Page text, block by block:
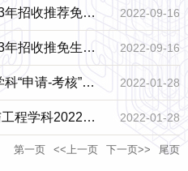
招收推荐免试 2022-09-16
年招收推免生 2022-09-16
“申请-考核”制
考生名单公示
2022-01-28
程学科2022年
施细则
2022-01-28
第一页 <<上一页 下一页>> 尾页